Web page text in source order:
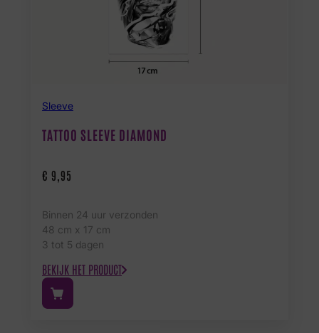
Sleeve
TATTOO SLEEVE DIAMOND
€ 9,95
Binnen 24 uur verzonden
48 cm x 17 cm
3 tot 5 dagen
BEKIJK HET PRODUCT